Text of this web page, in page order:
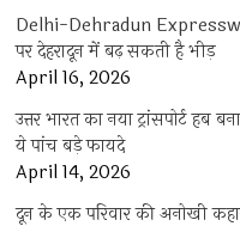
Delhi-Dehradun
पर देहरादून में बढ़ सकती है भीड़
April 16, 2026
उत्तर भारत का नया ट्रांसपोर्ट हब
ये पांच बड़े फायदे
April 14, 2026
दून के एक परिवार की अनोखी